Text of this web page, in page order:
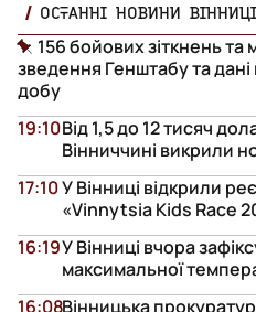
ОСТАННІ НОВИНИ ВІННИЦІ
156 бойових зіткнень та
зведення Генштабу та
добу
Від 1,5 до 12 тисяч
Вінниччині викрили
19:10
У Вінниці відкрили
«Vinnytsia Kids Race
17:10
У Вінниці вчора
максимальної
16:19
Вінницька
16:08